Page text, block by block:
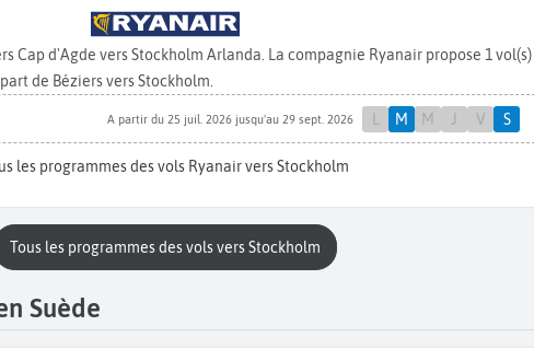
Cap d'Agde vers Stockholm Arlanda. La compagnie Ryanair propose 1 vol(s)
de Béziers vers Stockholm.
A partir du 25 juil. 2026 jusqu'au 29 sept. 2026 M M V S
les programmes des vols Ryanair vers Stockholm
Tous les programmes des vols vers Stockholm
Suède